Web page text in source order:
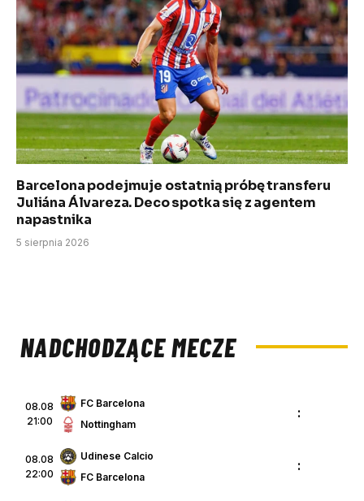
Barcelona podejmuje ostatnią próbę transferu
Juliána Álvareza. Deco spotka się z agentem
napastnika
5 sierpnia 2026
NADCHODZĄCE MECZE
08.08
21:00
FC Barcelona
Nottingham
:
08.08
22:00
Udinese Calcio
FC Barcelona
: